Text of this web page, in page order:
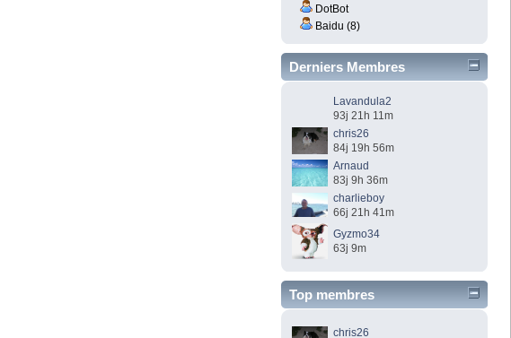
DotBot
Baidu (8)
Derniers Membres
Lavandula2
93j 21h 11m
chris26
84j 19h 56m
Arnaud
83j 9h 36m
charlieboy
66j 21h 41m
Gyzmo34
63j 9m
Top membres
chris26